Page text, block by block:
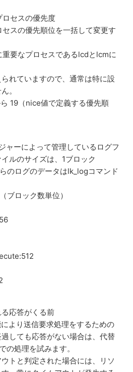
セスの優先度
スの優先順位を一括して変更す
要なプロセスであるlcdとlcmに
れていますので、通常は特に設
。
19（nice値で定義する優先順
ャーによって管理しているログフ
ルのサイズは、1ブロック
のログのデータはlk_logコマンド
ブロック数単位）
応答がくる前
より送信要求処理をするための
しても応答がない場合は、代替
の処理を試みます。
トと判定された場合には、リソ